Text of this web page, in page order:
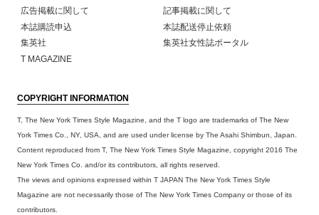
広告掲載に関して
記事掲載に関して
本誌購読申込
本誌配送停止依頼
集英社
集英社女性誌ポータル
T MAGAZINE
COPYRIGHT INFORMATION
T, The New York Times Style Magazine, and the T logo are trademarks of The New
York Times Co., NY, USA, and are used under license by The Asahi Shimbun, Japan.
Content reproduced from T, The New York Times Style Magazine, copyright 2016 The
New York Times Co. and/or its contributors, all rights reserved.
The views and opinions expressed within T JAPAN The New York Times Style
Magazine are not necessarily those of The New York Times Company or those of its
contributors.